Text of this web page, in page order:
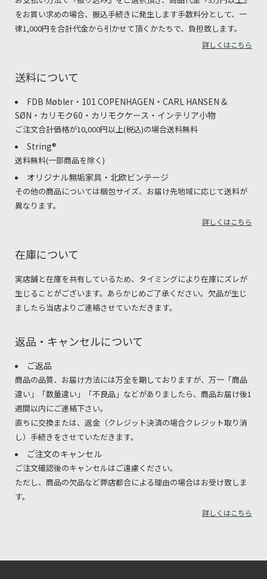
をお買い求めの場合、振込手続きに発生します手数料分として、一
律1,000円を合計代金から引かせて頂くかたちで、負担致します。
詳しくはこちら
送料について
FDB Møbler・101 COPENHAGEN・CARL HANSEN &
SØN・カリモク60・カリモクケース・インテリア小物
ご注文合計価格が10,000円以上(税込)の場合送料無料
String®︎
送料無料(一部商品を除く)
オリジナル無垢家具・北欧ビンテージ
その他の商品については梱包サイズ、お届け先地域に応じて送料が
異なります。
詳しくはこちら
在庫について
実店舗と在庫を共有しているため、タイミングにより在庫にズレが
生じることがございます。あらかじめご了承ください。欠品が生じ
ましたら当店よりご連絡させていただきます。
返品・キャンセルについて
ご返品
商品の品質、お届け方法には万全を期しておりますが、万一「商品
違い」「数量違い」「不良品」などがありましたら、商品お届け後1
週間以内にご連絡下さい。
直ちに交換または、返金（クレジット決済の場合クレジット取り消
し）手続きをさせていただきます。
ご注文のキャンセル
ご注文確認後のキャンセルはご遠慮ください。
ただし、商品の欠品など弊店都合による理由の場合はお受け致しま
す。
詳しくはこちら